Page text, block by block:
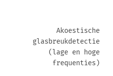
Akoestische
glasbreukdetectie
(lage en hoge
frequenties)